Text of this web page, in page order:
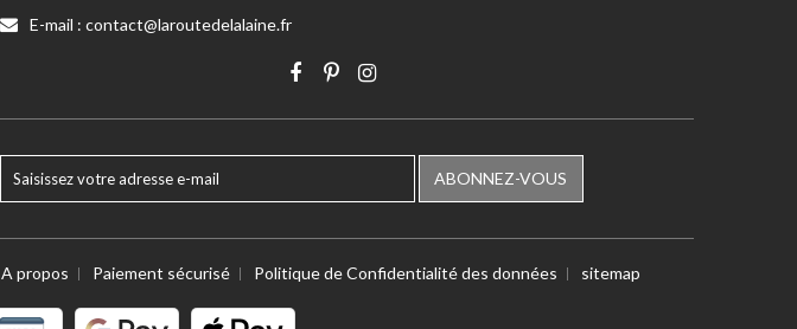
E-mail : contact@laroutedelalaine.fr
ABONNEZ-VOUS
A propos Paiement sécurisé Politique de Confidentialité des données sitemap